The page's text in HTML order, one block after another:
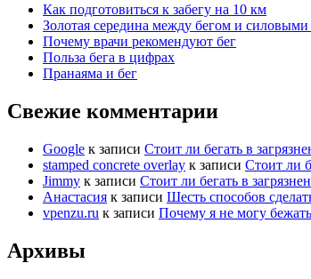
Как подготовиться к забегу на 10 км
Золотая середина между бегом и
Почему врачи рекомендуют бег
Польза бега в цифрах
Пранаяма и бег
Свежие комментарии
Google к записи Стоит ли бегать в
stamped concrete overlay к записи Стоит ли
Jimmy к записи Стоит ли бегать в
Анастасия к записи Шесть способов
vpenzu.ru к записи Почему я не могу
Архивы